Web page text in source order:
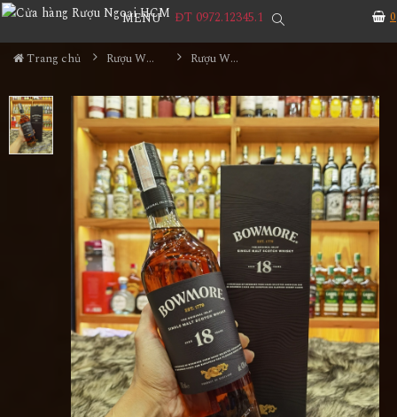
0
MENU ĐT 0972.12345.1
Trang chủ Rượu Whisky Rượu Whisky Bowmore 18YO